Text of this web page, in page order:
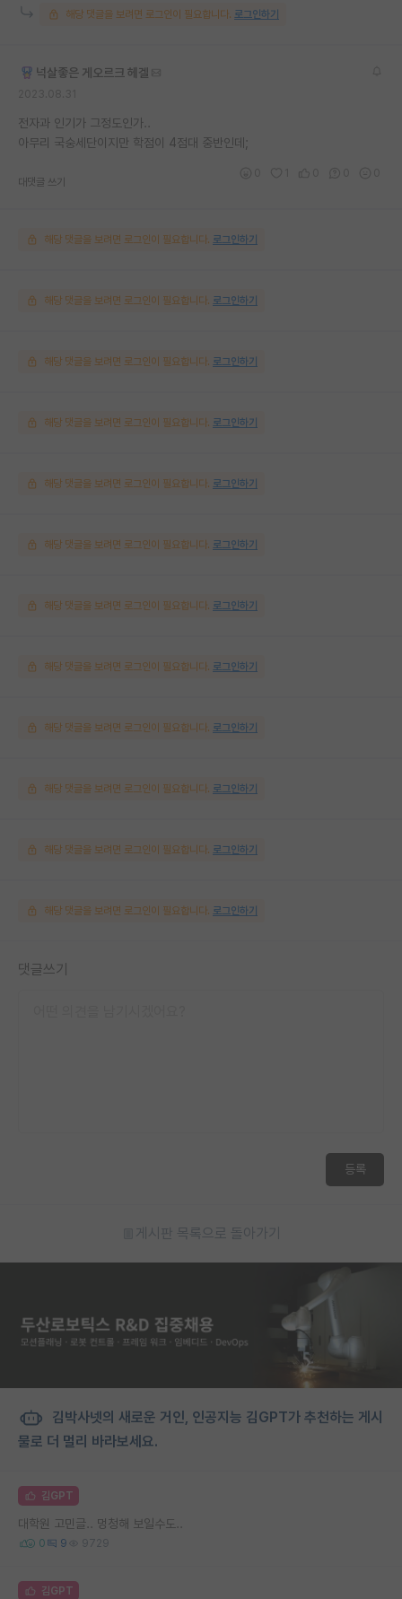
해당 댓글을 보려면 로그인이 필요합니다. 로그인하기
넉살좋은 게오르크 헤겔
전자과 인기가 그정도인가..
아무리 국숭세단이지만 학점이 4점대 중반인데;
대댓글 쓰기
해당 댓글을 보려면 로그인이 필요합니다. 로그인하기
해당 댓글을 보려면 로그인이 필요합니다. 로그인하기
해당 댓글을 보려면 로그인이 필요합니다. 로그인하기
해당 댓글을 보려면 로그인이 필요합니다. 로그인하기
해당 댓글을 보려면 로그인이 필요합니다. 로그인하기
해당 댓글을 보려면 로그인이 필요합니다. 로그인하기
해당 댓글을 보려면 로그인이 필요합니다. 로그인하기
해당 댓글을 보려면 로그인이 필요합니다. 로그인하기
해당 댓글을 보려면 로그인이 필요합니다. 로그인하기
해당 댓글을 보려면 로그인이 필요합니다. 로그인하기
해당 댓글을 보려면 로그인이 필요합니다. 로그인하기
해당 댓글을 보려면 로그인이 필요합니다. 로그인하기
댓글쓰기
등록
게시판 목록으로 돌아가기
김박사넷의 새로운 거인, 인공지능 김GPT가 추천하는 게시
물로 더 멀리 바라보세요.
김GPT
대학원 고민글.. 멍청해 보일수도..
0 9 9729
김GPT